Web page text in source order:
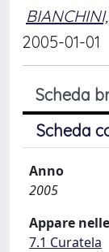
2005-01-01
Scheda
Scheda
Anno
2005
Appare
7.1 Curatela